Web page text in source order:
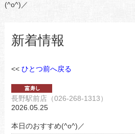
(^o^)／
新着情報
<< ひとつ前へ戻る
長野駅前店（026-268-1313）
2026.05.25
本日のおすすめ(^o^)／